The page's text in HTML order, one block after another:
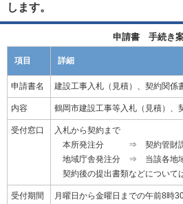
します。
申請書 手続き
項目 詳細
申請書名 建設工事入札（見積）、契約関係
内容 鶴岡市建設工事等入札（見積）、
受付窓口
入札から契約まで
本所発注分 ⇒ 契約管財課契
地域庁舎発注分 ⇒ 当該各地域
契約後の提出書類などについて
受付期間
月曜日から金曜日までの午前8時